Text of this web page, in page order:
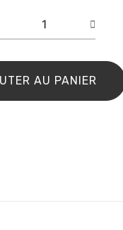
Semi
–
N°
AU PANIER